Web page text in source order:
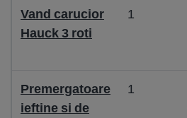
Vand carucior
Hauck 3 roti
1
Premergatoare
ieftine si de
1